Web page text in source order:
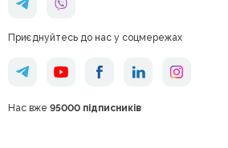
Приєднуйтесь до нас у соцмережах
Нас вже 95000 підписників